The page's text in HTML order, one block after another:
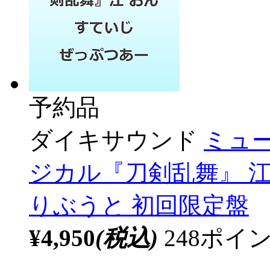
予約品
ダイキサウンド ミュ
ジカル『刀剣乱舞』
りぶうと 初回限定盤
¥4,950(税込) 248ポイ